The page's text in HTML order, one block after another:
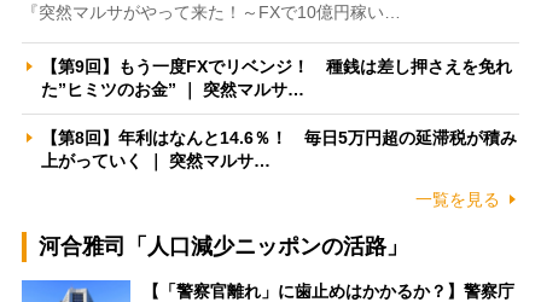
『突然マルサがやって来た！～FXで10億円稼い…
【第9回】もう一度FXでリベンジ！ 種銭は差し押さえを免れ
た”ヒミツのお金” ｜ 突然マルサ…
【第8回】年利はなんと14.6％！ 毎日5万円超の延滞税が積み
上がっていく ｜ 突然マルサ…
一覧を見る
河合雅司「人口減少ニッポンの活路」
【「警察官離れ」に歯止めはかかるか？】警察庁